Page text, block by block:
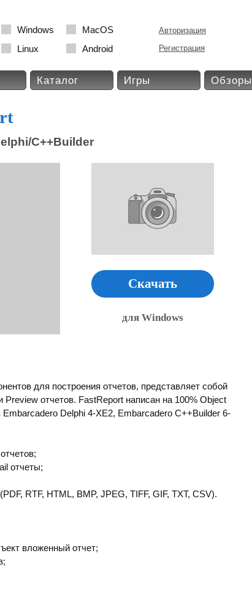
Windows
MacOS
Linux
Android
Авторизация
Регистрация
Каталог Игры Обзоры
C++Builder
Скачать
для Windows
для построения отчетов, представляет собой
Preview отчетов. FastReport написан на 100% Object
Delphi 4-XE2, Embarcadero C++Builder 6-
отчеты;
RTF, HTML, BMP, JPEG, TIFF, GIF, TXT, CSV).
вложенный отчет;